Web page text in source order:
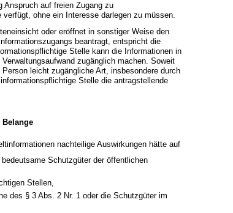
Anspruch auf freien Zugang zu
ohne ein Interesse darlegen zu müssen.
oder eröffnet in sonstiger Weise den
beantragt, entspricht die
Stelle kann die Informationen in
zugänglich machen. Soweit
leicht zugängliche Art, insbesondere durch
Stelle die antragstellende
nachteilige Auswirkungen hätte auf
Schutzgüter der öffentlichen
Stellen,
des § 3 Abs. 2 Nr. 1 oder die Schutzgüter im